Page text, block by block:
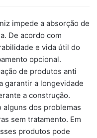
impede a absorção de
De acordo com
e vida útil do
opcional.
de produtos anti
garantir a longevidade
a construção.
alguns dos problemas
sem tratamento. Em
produtos pode